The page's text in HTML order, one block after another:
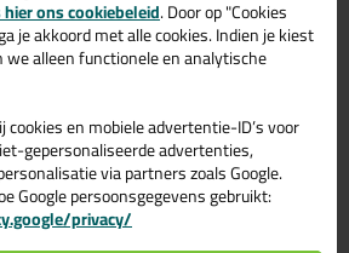
Nitri-Tech 14-690
geschreven voor OXXA Nitri-Tech 14-
Schrijf als eerste een review!
hier ons cookiebeleid. Door op "Cookies
je akkoord met alle cookies. Indien je kiest
we alleen functionele en analytische
en mobiele advertentie-ID’s voor
gepersonaliseerde advertenties,
via partners zoals Google.
Google persoonsgegevens gebruikt:
privacy/